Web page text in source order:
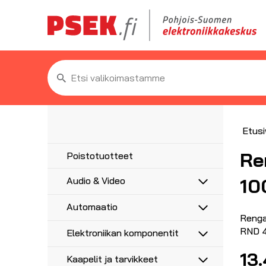
Etsi:
Poistotuotteet
Audio & Video
UHF, VHF, FM
Asennustarvikkeet
Koaksiaalikaapelit liittimillä
Adapterit
Audioadapterit
AV-Liittimet
Automaatio
Anturikaapelit ja -liittimet
Hälytysvalot ja -äänet
Elektroniikan komponentit
Kaapelit ja tarvikkeet
RND